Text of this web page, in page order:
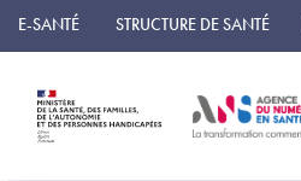
Panneau de gestion des cookies
E-SANTÉ STRUCTURE DE SANTÉ